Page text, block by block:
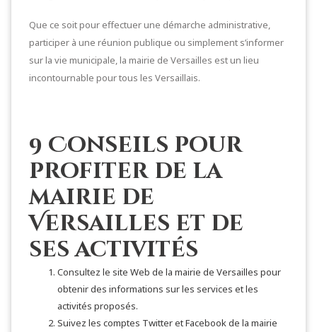
Que ce soit pour effectuer une démarche administrative,
participer à une réunion publique ou simplement s’informer
sur la vie municipale, la mairie de Versailles est un lieu
incontournable pour tous les Versaillais.
9 Conseils pour
profiter de la
mairie de
Versailles et de
ses activités
Consultez le site Web de la mairie de Versailles pour
obtenir des informations sur les services et les
activités proposés.
Suivez les comptes Twitter et Facebook de la mairie